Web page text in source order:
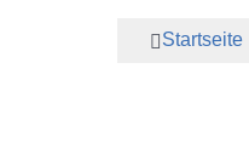
Startseite